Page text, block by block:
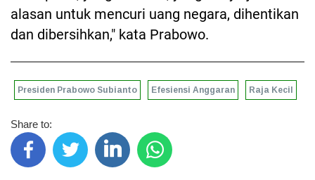
alasan untuk mencuri uang negara, dihentikan
dan dibersihkan," kata Prabowo.
Presiden Prabowo Subianto Efesiensi Anggaran Raja Kecil
Share to: